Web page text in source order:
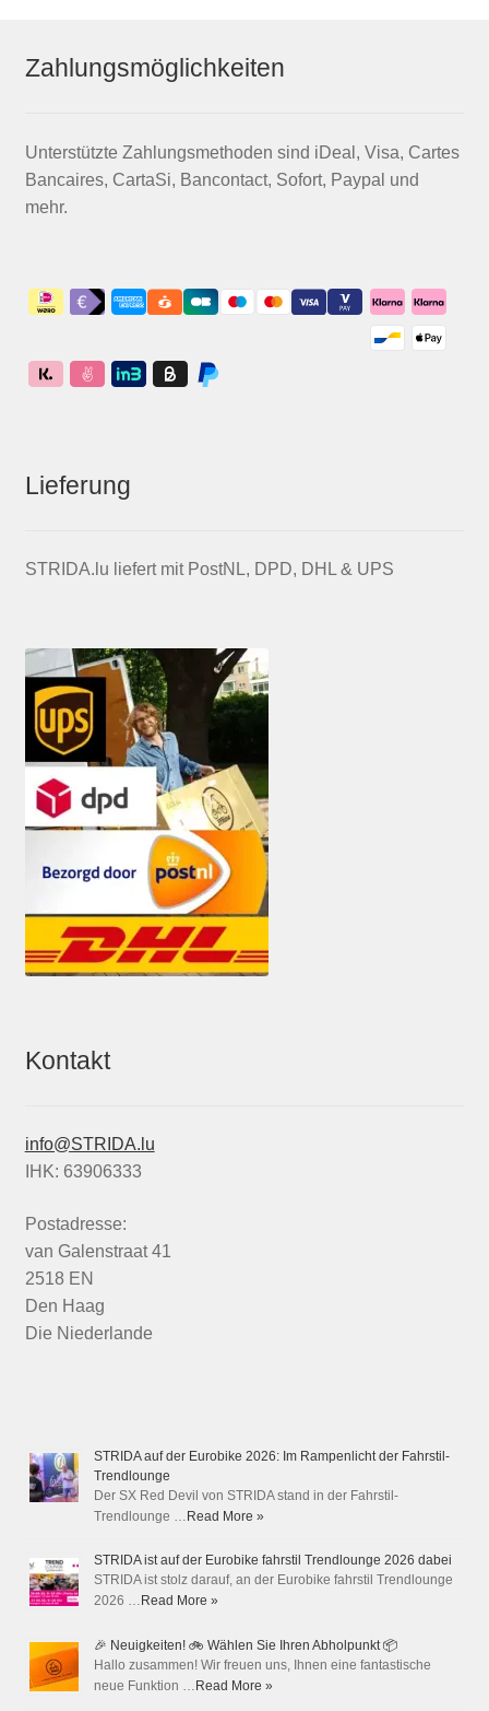
Zahlungsmöglichkeiten
Unterstützte Zahlungsmethoden sind iDeal, Visa, Cartes
Bancaires, CartaSi, Bancontact, Sofort, Paypal und
mehr.
Lieferung
STRIDA.lu liefert mit PostNL, DPD, DHL & UPS
Kontakt
info@STRIDA.lu
IHK: 63906333
Postadresse:
van Galenstraat 41
2518 EN
Den Haag
Die Niederlande
STRIDA auf der Eurobike 2026: Im Rampenlicht der Fahrstil-
Trendlounge
Der SX Red Devil von STRIDA stand in der Fahrstil-
Trendlounge … Read More »
STRIDA ist auf der Eurobike fahrstil Trendlounge 2026 dabei
STRIDA ist stolz darauf, an der Eurobike fahrstil Trendlounge
2026 … Read More »
🎉 Neuigkeiten! 🚲 Wählen Sie Ihren Abholpunkt 📦
Hallo zusammen! Wir freuen uns, Ihnen eine fantastische
neue Funktion … Read More »